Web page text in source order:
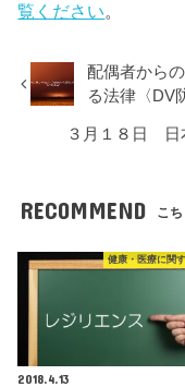
覧ください。
配偶者から
る法律〈DV
３月１８日 日
RECOMMEND こ
健康・医療に関
2018.4.13